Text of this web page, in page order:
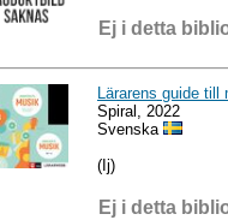
Ej i detta
Lärarens guide
Spiral, 2022
Svenska
(Ij)
Ej i detta